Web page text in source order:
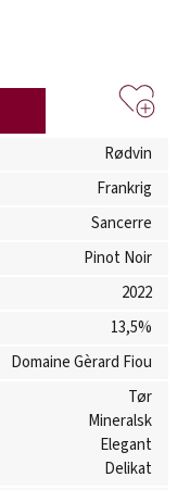
Rødvin
Frankrig
Sancerre
Pinot Noir
2022
13,5%
Domaine Gèrard Fiou
Tør
Mineralsk
Elegant
Delikat